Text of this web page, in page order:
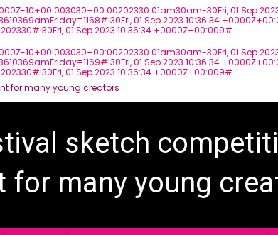
10+00:003030+00:00202330 01am30am-30Fri, 01 Sep
01 Sep 2023 10:36:34
01 Sep 2023 10:36:34 +0000Z+00:009#
10+00:003030+00:00202330 01am30am-30Fri, 01 Sep
01 Sep 2023 10:36:34
01 Sep 2023 10:36:34 +0000Z+00:009#
for many young creators
sketch
for many young